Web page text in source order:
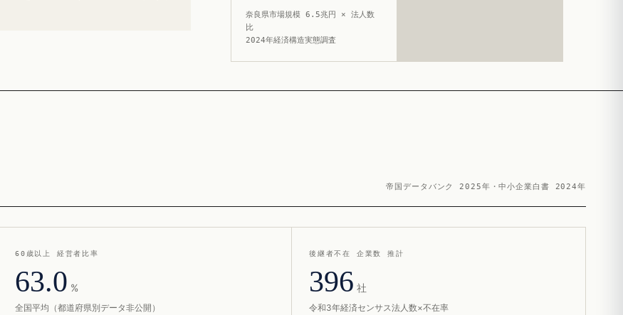
奈良県市場規模 6.5兆円 × 法人数
比
2024年経済構造実態調査
帝国データバンク 2025年・中小企業白書 2024年
60歳以上 経営者比率
63.0 %
全国平均（都道府県別データ非公開）
後継者不在 企業数 推計
396 社
令和3年経済センサス法人数×不在率